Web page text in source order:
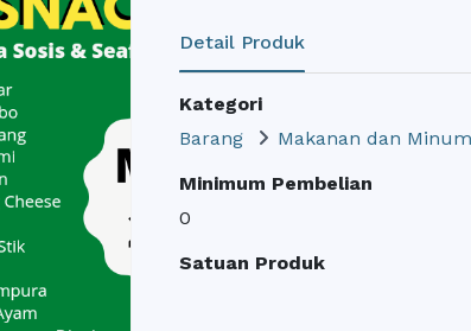
Detail Produk
Kategori
Barang
Makanan dan
Minimum Pembelian
0
Satuan Produk